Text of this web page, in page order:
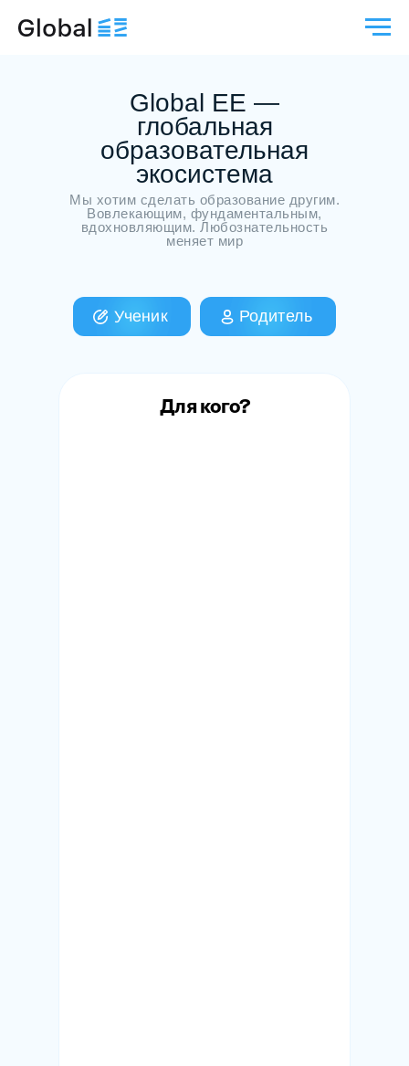
Global EE —
глобальная
образовательная
экосистема
Мы хотим сделать образование другим.
Вовлекающим, фундаментальным,
вдохновляющим. Любознательность
меняет мир
Родитель
Ученик
Для кого?